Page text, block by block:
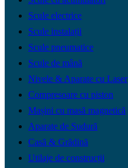
Scule electrice
Scule instalații
Scule pneumatice
Scule de mână
Nivele & Aparate cu Laser
Compresoare cu piston
Mașini cu masă magnetică
Aparate de Sudură
Casă & Grădină
Utilaje de construcții